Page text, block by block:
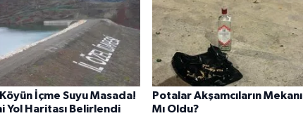
İçme Suyu Masada!
Yol Haritası Belirlendi
Potalar Akşamcıların Mekanı
Mı Oldu?